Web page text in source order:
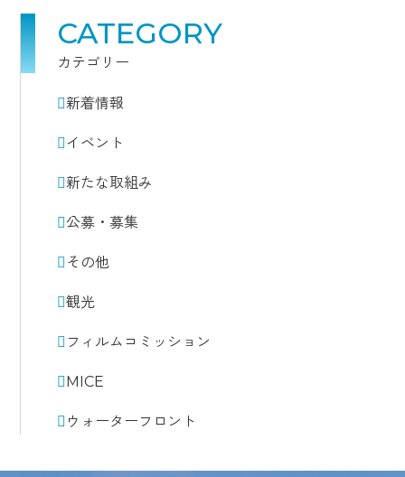
CATEGORY
カテゴリー
新着情報
イベント
新たな取組み
公募・募集
その他
観光
フィルムコミッション
MICE
ウォーターフロント